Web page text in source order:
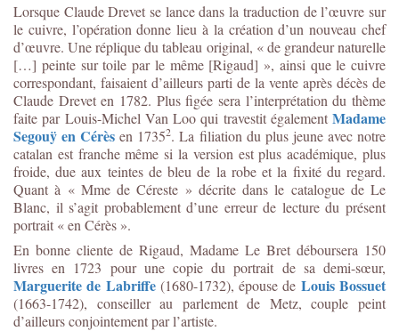
Lorsque Claude Drevet se lance dans la traduction de l’œuvre sur
le cuivre, l’opération donne lieu à la création d’un nouveau chef
d’œuvre. Une réplique du tableau original, « de grandeur naturelle
[…] peinte sur toile par le même [Rigaud] », ainsi que le cuivre
correspondant, faisaient d’ailleurs parti de la vente après décès de
Claude Drevet en 1782. Plus figée sera l’interprétation du thème
faite par Louis-Michel Van Loo qui travestit également Madame
Segouÿ en Cérès en 17352. La filiation du plus jeune avec notre
catalan est franche même si la version est plus académique, plus
froide, due aux teintes de bleu de la robe et la fixité du regard.
Quant à « Mme de Céreste » décrite dans le catalogue de Le
Blanc, il s’agit probablement d’une erreur de lecture du présent
portrait « en Cérès ».
En bonne cliente de Rigaud, Madame Le Bret déboursera 150
livres en 1723 pour une copie du portrait de sa demi-sœur,
Marguerite de Labriffe(1680-1732), épouse de Louis Bossuet
(1663-1742), conseiller au parlement de Metz, couple peint
d’ailleurs conjointement par l’artiste.